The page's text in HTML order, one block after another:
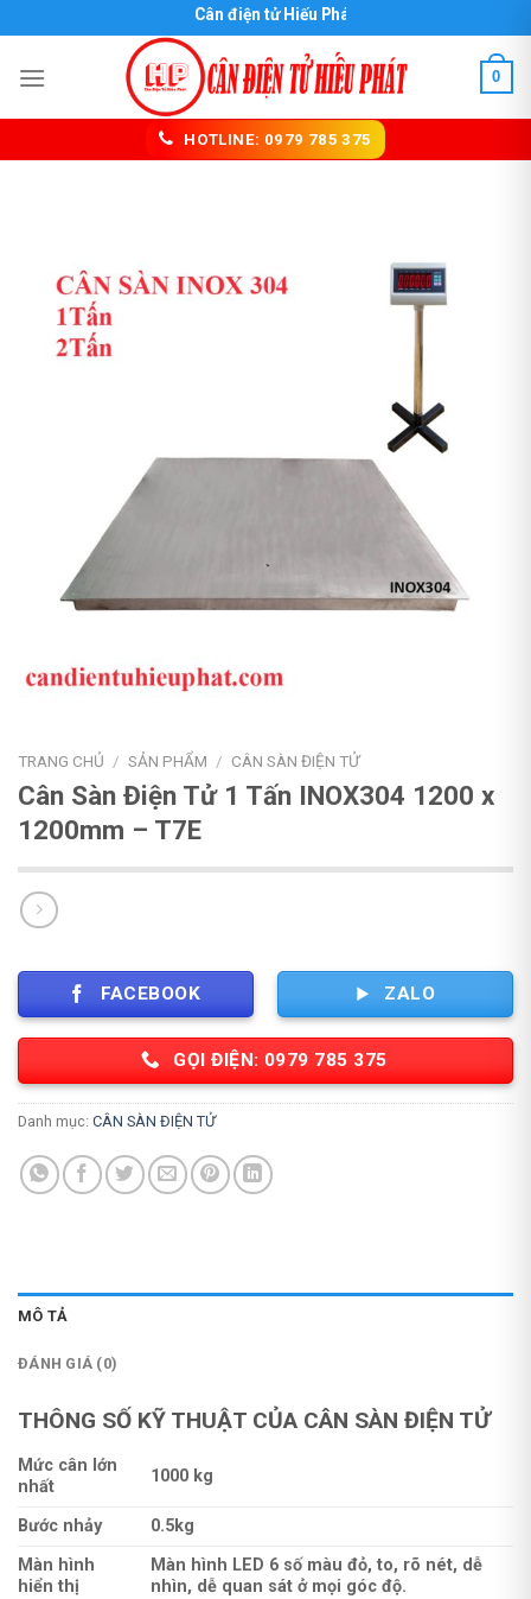
to
content
Cân điện tử Hiếu Phát
0
HOTLINE: 0979 785 375
TRANG CHỦ / SẢN PHẨM / CÂN SÀN ĐIỆN TỬ
Cân Sàn Điện Tử 1 Tấn INOX304 1200 x
1200mm – T7E
FACEBOOK ZALO
GỌI ĐIỆN: 0979 785 375
Danh mục: CÂN SÀN ĐIỆN TỬ
MÔ TẢ
ĐÁNH GIÁ (0)
THÔNG SỐ KỸ THUẬT CỦA CÂN SÀN ĐIỆN TỬ
Mức cân lớn
nhất
1000 kg
Bước nhảy
0.5kg
Màn hình
hiển thị
Màn hình LED 6 số màu đỏ, to, rõ nét, dễ
nhìn, dễ quan sát ở mọi góc độ.